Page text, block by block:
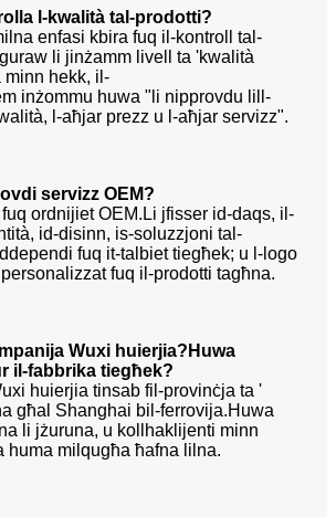
l-kwalità tal-prodotti?
enfasi kbira fuq il-kontroll tal-
li jinżamm livell ta 'kwalità
hekk, il-
inżommu huwa "li nipprovdu lill-
l-aħjar prezz u l-aħjar servizz".
servizz OEM?
ordnijiet OEM.Li jfisser id-daqs, il-
id-disinn, is-soluzzjoni tal-
fuq it-talbiet tiegħek; u l-logo
fuq il-prodotti tagħna.
Wuxi huierjia?Huwa
il-fabbrika tiegħek?
huierjia tinsab fil-provinċja ta '
għal Shanghai bil-ferrovija.Huwa
li jżuruna, u kollhaklijenti minn
huma milqugħa ħafna lilna.